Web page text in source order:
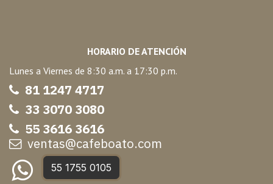
HORARIO DE ATENCIÓN
Lunes a Viernes de 8:30 a.m. a 17:30 p.m.
81 1247 4717
33 3070 3080
55 3616 3616
ventas@cafeboato.com
55 1755 0105